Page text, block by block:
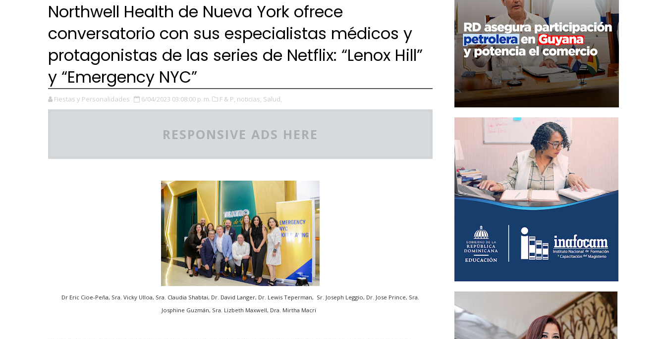
Northwell Health de Nueva York ofrece
conversatorio con sus especialistas médicos y
protagonistas de las series de Netflix: “Lenox Hill”
y “Emergency NYC”
Fiestas y Personalidades 6/04/2023 03:08:00 p. m. F & P, noticias, Salud,
RESPONSIVE ADS HERE
Dr Eric Cioe-Peña, Sra. Vicky Ulloa, Sra. Claudia Shabtai, Dr. David Langer, Dr. Lewis Teperman, Sr. Joseph Leggio, Dr. Jose Prince, Sra.
Josphine Guzmán, Sra. Lizbeth Maxwell, Dra. Mirtha Macri